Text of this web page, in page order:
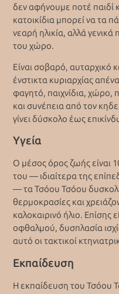
δεν αφήνουμε ποτέ παιδί
κατοικίδια μπορεί να τα
νεαρή ηλικία, αλλά γενικά
του χώρο.
Είναι σοβαρό, αυταρχικό
ένστικτα κυριαρχίας
φαγητό, παιχνίδια,
και συνέπεια από τον
γίνει δύσκολο έως
Υγεία
Ο μέσος όρος ζωής είναι
του — ιδιαίτερα της
— τα Τσόου Τσόου
θερμοκρασίες και
καλοκαιρινό ήλιο. Επίσης
οφθαλμού, δυσπλασία
αυτό οι τακτικοί
Εκπαίδευση
Η εκπαίδευση του Τσόου